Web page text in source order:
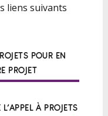
liens suivants
POUR EN
PROJET
À PROJETS